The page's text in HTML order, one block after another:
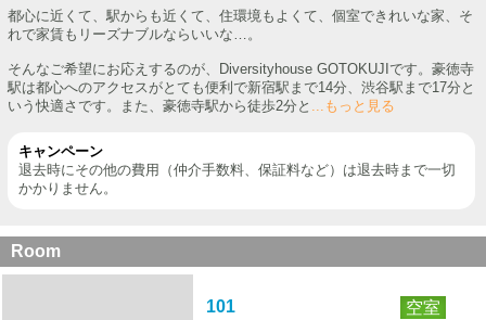
都心に近くて、駅からも近くて、住環境もよくて、個室できれいな家、そ
れで家賃もリーズナブルならいいな…。
そんなご希望にお応えするのが、Diversityhouse GOTOKUJIです。豪徳寺
駅は都心へのアクセスがとても便利で新宿駅まで14分、渋谷駅まで17分と
いう快適さです。また、豪徳寺駅から徒歩2分と
...もっと見る
キャンペーン
退去時にその他の費用（仲介手数料、保証料など）は退去時まで一切
かかりません。
Room
101 空室